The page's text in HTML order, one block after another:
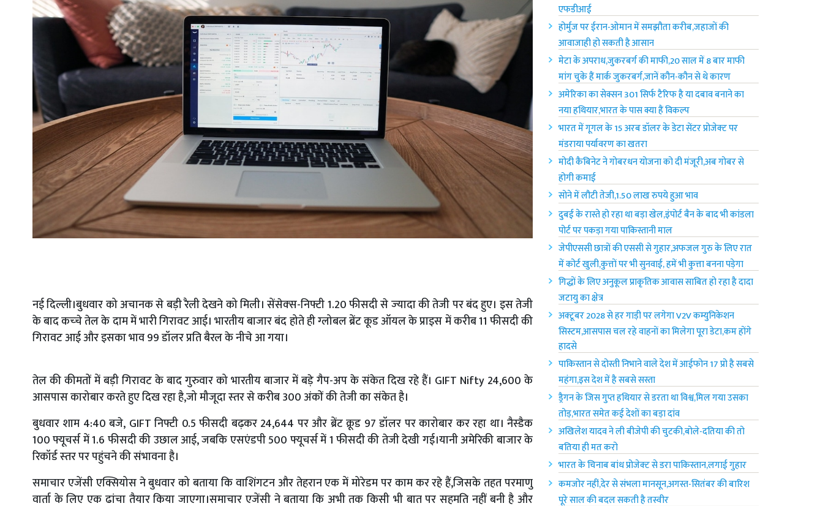
नई दिल्ली।बुधवार को अचानक से बड़ी रैली देखने को मिली। सेंसेक्‍स-निफ्टी 1.20 फीसदी से ज्‍यादा की तेजी पर बंद हुए। इस तेजी
के बाद कच्‍चे तेल के दाम में भारी गिरावट आई। भारतीय बाजार बंद होते ही ग्‍लोबल ब्रेंट कूड ऑयल के प्राइस में करीब 11 फीसदी की
गिरावट आई और इसका भाव 99 डॉलर प्रति बैरल के नीचे आ गया।
तेल की कीमतों में बड़ी गिरावट के बाद गुरुवार को भारतीय बाजार में बड़े गैप-अप के संकेत दिख रहे हैं। GIFT Nifty 24,600 के
आसपास कारोबार करते हुए दिख रहा है,जो मौजूदा स्‍तर से करीब 300 अंकों की तेजी का संकेत है।
बुधवार शाम 4:40 बजे, GIFT निफ्टी 0.5 फीसदी बढ़कर 24,644 पर और ब्रेंट क्रूड 97 डॉलर पर कारोबार कर रहा था। नैस्डैक
100 फ्यूचर्स में 1.6 फीसदी की उछाल आई, जबकि एसएंडपी 500 फ्यूचर्स में 1 फीसदी की तेजी देखी गई।यानी अमेरिकी बाजार के
रिकॉर्ड स्‍तर पर पहुंचने की संभावना है।
समाचार एजेंसी एक्सियोस ने बुधवार को बताया कि वाशिंगटन और तेहरान एक में मोरेडम पर काम कर रहे हैं,जिसके तहत परमाणु
वार्ता के लिए एक ढांचा तैयार किया जाएगा।समाचार एजेंसी ने बताया कि अभी तक किसी भी बात पर सहमति नहीं बनी है और
एफडीआई
होर्मुज पर ईरान-ओमान में समझौता करीब,जहाजों की
आवाजाही हो सकती है आसान
मेटा के अपराध,जुकरबर्ग की माफी,20 साल में 8 बार माफी
मांग चुके हैं मार्क जुकरबर्ग,जानें कौन-कौन से थे कारण
अमेरिका का सेक्सन 301 सिर्फ टैरिफ है या दबाव बनाने का
नया हथियार,भारत के पास क्या हैं विकल्प
भारत में गूगल के 15 अरब डॉलर के डेटा सेंटर प्रोजेक्ट पर
मंडराया पर्यावरण का खतरा
मोदी कैबिनेट ने गोबरधन योजना को दी मंजूरी,अब गोबर से
होगी कमाई
सोने में लौटी तेजी,1.50 लाख रुपये हुआ भाव
दुबई के रास्ते हो रहा था बड़ा खेल,इंपोर्ट बैन के बाद भी कांडला
पोर्ट पर पकड़ा गया पाकिस्तानी माल
जेपीएससी छात्रों की एससी से गुहार,अफजल गुरु के लिए रात
में कोर्ट खुली,कुत्तों पर भी सुनवाई, हमें भी कुत्ता बनना पड़ेगा
गिद्धों के लिए अनुकूल प्राकृतिक आवास साबित हो रहा है दादा
जटायु का क्षेत्र
अक्टूबर 2028 से हर गाड़ी पर लगेगा V2V कम्युनिकेशन
सिस्टम,आसपास चल रहे वाहनों का मिलेगा पूरा डेटा,कम होंगे
हादसे
पाकिस्तान से दोस्ती निभाने वाले देश में आईफोन 17 प्रो है सबसे
महंगा,इस देश में है सबसे सस्ता
ड्रैगन के जिस गुप्त हथियार से डरता था विश्व,मिल गया उसका
तोड़,भारत समेत कई देशों का बड़ा दांव
अखिलेश यादव ने ली बीजेपी की चुटकी,बोले-दतिया की तो
बतिया ही मत करो
भारत के चिनाब बांध प्रोजेक्ट से डरा पाकिस्तान,लगाई गुहार
कमजोर नहीं,देर से संभला मानसून,अगस्त-सितंबर की बारिश
पूरे साल की बदल सकती है तस्वीर